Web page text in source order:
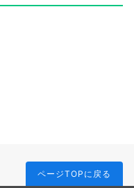
ページTOPに戻る